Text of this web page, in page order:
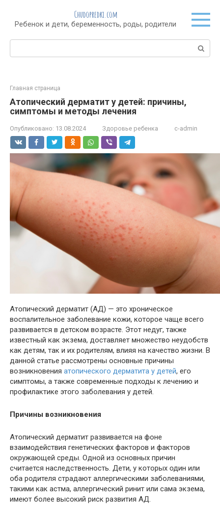
контенту
Chudopredki.com
Ребенок и дети, беременность, роды, родители
Поиск:
Главная страница
Атопический дерматит у детей: причины,
симптомы и методы лечения
Опубликовано: 13.08.2024 Здоровье ребенка c-admin
Атопический дерматит (АД) — это хроническое
воспалительное заболевание кожи, которое чаще всего
развивается в детском возрасте. Этот недуг, также
известный как экзема, доставляет множество неудобств
как детям, так и их родителям, влияя на качество жизни. В
данной статье рассмотрены основные причины
возникновения атопического дерматита у детей, его
симптомы, а также современные подходы к лечению и
профилактике этого заболевания у детей.
Причины возникновения
Атопический дерматит развивается на фоне
взаимодействия генетических факторов и факторов
окружающей среды. Одной из основных причин
считается наследственность. Дети, у которых один или
оба родителя страдают аллергическими заболеваниями,
такими как астма, аллергический ринит или сама экзема,
имеют более высокий риск развития АД.